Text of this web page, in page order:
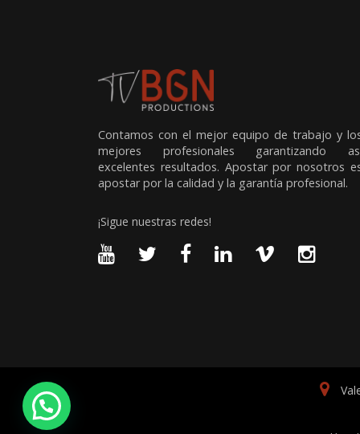
Contamos con el mejor equipo de trabajo y
mejores profesionales garantizando
excelentes resultados. Apostar por nosotros
apostar por la calidad y la garantía profesional.
¡Sigue nuestras redes!